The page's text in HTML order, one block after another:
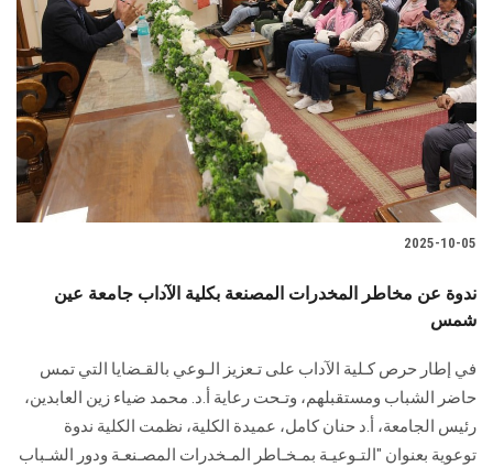
تواصل معنا
الطلاب
هيئة التدريس
الدراسات العليا
الزائـرون
سجل الان
2025-10-05
ندوة عن مخاطر المخدرات المصنعة بكلية الآداب جامعة عين
شمس
في إطار حرص كـلية الآداب على تـعزيز الـوعي بالقـضايا التي تمس
حاضر الشباب ومستقبلهم، وتـحت رعاية أ.د. محمد ضياء زين العابدين،
رئيس الجامعة، أ.د حنان كامل، عميدة الكلية، نظمت الكلية ندوة
توعوية بعنوان "التـوعيـة بمـخـاطر المـخدرات المصـنعـة ودور الشـباب